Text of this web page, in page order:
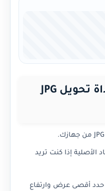
طريقة استخدام أداة تحويل JPG
الأصلية إذا كنت تريد
حدد أقصى عرض وارتفاع